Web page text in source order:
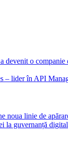
devenit o companie
– lider în API
noua linie de
la guvernanță